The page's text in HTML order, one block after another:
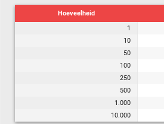
Hoeveelheid
1
10
50
100
250
500
1.000
10.000